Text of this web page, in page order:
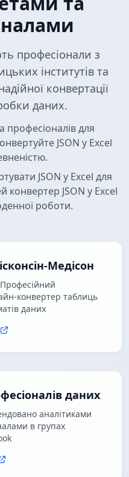
професіонали з
інститутів та
конвертації
даних.
професіоналів для
JSON у Excel
JSON у Excel для
конвертер JSON у Excel
роботи.
Медісон
конвертер таблиць
даних
даних
аналітиками
в групах